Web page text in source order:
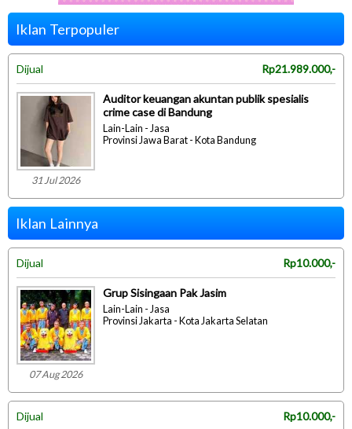
Iklan Terpopuler
Dijual Rp21.989.000,-
31 Jul 2026
Auditor keuangan akuntan publik spesialis
crime case di Bandung
Lain-Lain - Jasa
Provinsi Jawa Barat - Kota Bandung
Iklan Lainnya
Dijual Rp10.000,-
07 Aug 2026
Grup Sisingaan Pak Jasim
Lain-Lain - Jasa
Provinsi Jakarta - Kota Jakarta Selatan
Dijual Rp10.000,-